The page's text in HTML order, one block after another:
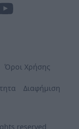
Όροι Χρήσης
Διαφήμιση
reserved